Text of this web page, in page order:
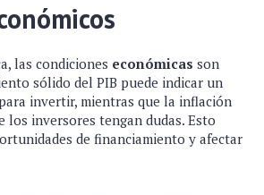
las condiciones económicas son
sólido del PIB puede indicar un
invertir, mientras que la inflación
los inversores tengan dudas. Esto
de financiamiento y afectar